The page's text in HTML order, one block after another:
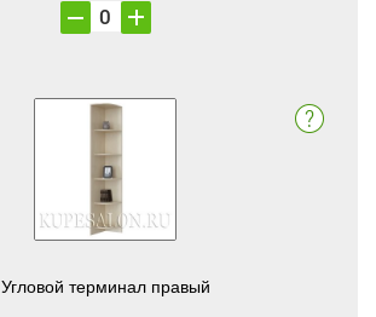
Угловой терминал правый